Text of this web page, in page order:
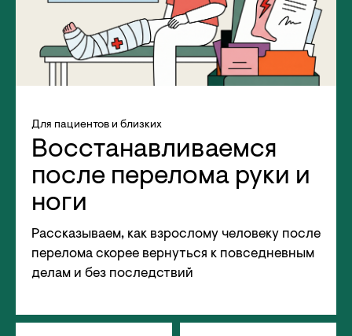
Восстанавливаемся
после перелома руки и
ноги
Для пациентов и близких
Рассказываем, как взрослому человеку после
перелома скорее вернуться к повседневным
делам и без последствий